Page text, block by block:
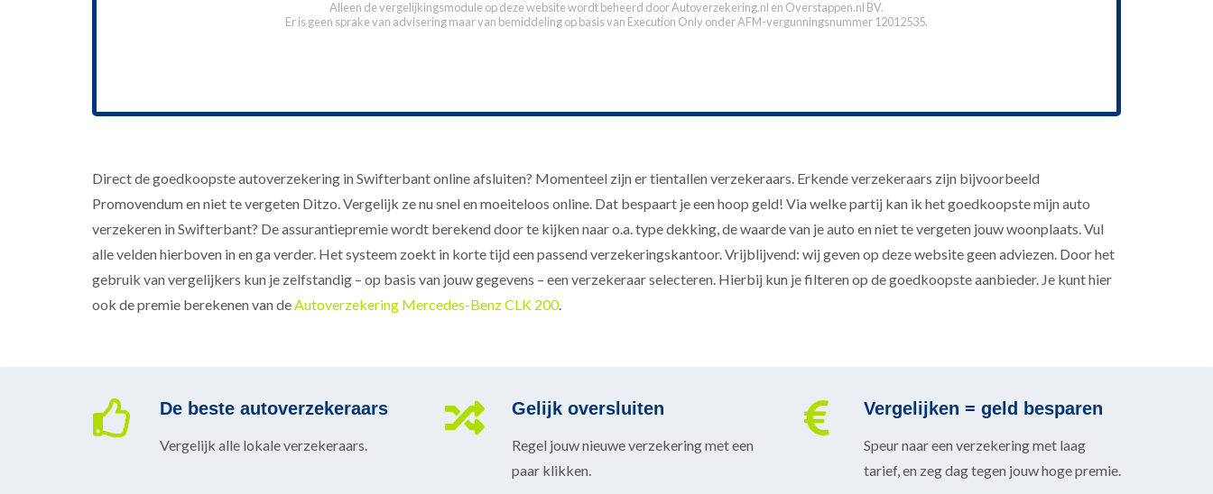
Alleen de vergelijkingsmodule op deze website wordt beheerd doorAutoverzekering.nl en Overstappen.nl BV.
Er is geen sprake van advisering maar van bemiddeling op basis van Execution Only onder AFM-vergunningsnummer 12012535.
Direct de goedkoopste autoverzekering in Swifterbant online afsluiten? Momenteel zijn er tientallen verzekeraars. Erkende verzekeraars zijn bijvoorbeeld
Promovendum en niet te vergeten Ditzo. Vergelijk ze nu snel en moeiteloos online. Dat bespaart je een hoop geld! Via welke partij kan ik het goedkoopste mijn auto
verzekeren in Swifterbant? De assurantiepremie wordt berekend door te kijken naar o.a. type dekking, de waarde van je auto en niet te vergeten jouw woonplaats. Vul
alle velden hierboven in en ga verder. Het systeem zoekt in korte tijd een passend verzekeringskantoor. Vrijblijvend: wij geven op deze website geen adviezen. Door het
gebruik van vergelijkers kun je zelfstandig – op basis van jouw gegevens – een verzekeraar selecteren. Hierbij kun je filteren op de goedkoopste aanbieder. Je kunt hier
ook de premie berekenen van deAutoverzekering Mercedes-Benz CLK 200.
De beste autoverzekeraars
Vergelijk alle lokale verzekeraars.
Gelijk oversluiten
Regel jouw nieuwe verzekering met een
paar klikken.
Vergelijken = geld besparen
Speur naar een verzekering met laag
tarief, en zeg dag tegen jouw hoge premie.